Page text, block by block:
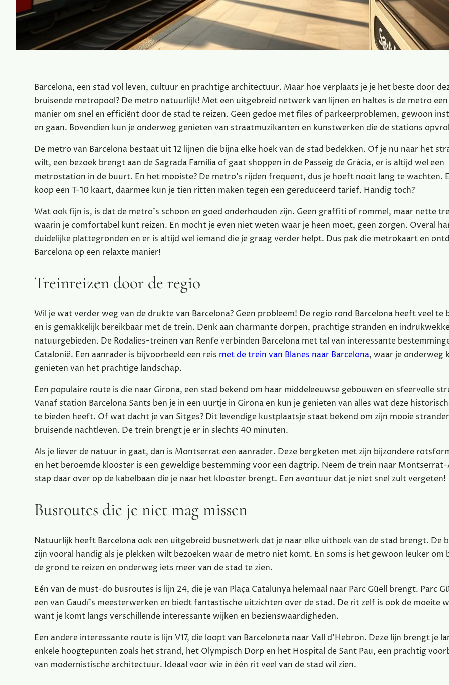
Barcelona, een stad vol leven, cultuur en prachtige architectuur. Maar hoe verplaats je je het beste door
bruisende metropool? De metro natuurlijk! Met een uitgebreid netwerk van lijnen en haltes is de metro
manier om snel en efficiënt door de stad te reizen. Geen gedoe met files of parkeerproblemen, gewoon
en gaan. Bovendien kun je onderweg genieten van straatmuzikanten en kunstwerken die de stations
De metro van Barcelona bestaat uit 12 lijnen die bijna elke hoek van de stad bedekken. Of je nu naar het
wilt, een bezoek brengt aan de Sagrada Família of gaat shoppen in de Passeig de Gràcia, er is altijd wel een
metrostation in de buurt. En het mooiste? De metro’s rijden frequent, dus je hoeft nooit lang te wachten.
koop een T-10 kaart, daarmee kun je tien ritten maken tegen een gereduceerd tarief. Handig toch?
Wat ook fijn is, is dat de metro’s schoon en goed onderhouden zijn. Geen graffiti of rommel, maar nette
waarin je comfortabel kunt reizen. En mocht je even niet weten waar je heen moet, geen zorgen. Overal
duidelijke plattegronden en er is altijd wel iemand die je graag verder helpt. Dus pak die metrokaart en
Barcelona op een relaxte manier!
Treinreizen door de regio
Wil je wat verder weg van de drukte van Barcelona? Geen probleem! De regio rond Barcelona heeft veel te
en is gemakkelijk bereikbaar met de trein. Denk aan charmante dorpen, prachtige stranden en
natuurgebieden. De Rodalies-treinen van Renfe verbinden Barcelona met tal van interessante
Catalonië. Een aanrader is bijvoorbeeld een reis met de trein van Blanes naar Barcelona, waar je onderweg
genieten van het prachtige landschap.
Een populaire route is die naar Girona, een stad bekend om haar middeleeuwse gebouwen en sfeervolle
Vanaf station Barcelona Sants ben je in een uurtje in Girona en kun je genieten van alles wat deze
te bieden heeft. Of wat dacht je van Sitges? Dit levendige kustplaatsje staat bekend om zijn mooie
bruisende nachtleven. De trein brengt je er in slechts 40 minuten.
Als je liever de natuur in gaat, dan is Montserrat een aanrader. Deze bergketen met zijn bijzondere
en het beroemde klooster is een geweldige bestemming voor een dagtrip. Neem de trein naar Montserrat-
stap daar over op de kabelbaan die je naar het klooster brengt. Een avontuur dat je niet snel zult vergeten!
Busroutes die je niet mag missen
Natuurlijk heeft Barcelona ook een uitgebreid busnetwerk dat je naar elke uithoek van de stad brengt. De
zijn vooral handig als je plekken wilt bezoeken waar de metro niet komt. En soms is het gewoon leuker om
de grond te reizen en onderweg iets meer van de stad te zien.
Eén van de must-do busroutes is lijn 24, die je van Plaça Catalunya helemaal naar Parc Güell brengt. Parc
een van Gaudí’s meesterwerken en biedt fantastische uitzichten over de stad. De rit zelf is ook de moeite
want je komt langs verschillende interessante wijken en bezienswaardigheden.
Een andere interessante route is lijn V17, die loopt van Barceloneta naar Vall d’Hebron. Deze lijn brengt je
enkele hoogtepunten zoals het strand, het Olympisch Dorp en het Hospital de Sant Pau, een prachtig
van modernistische architectuur. Ideaal voor wie in één rit veel van de stad wil zien.